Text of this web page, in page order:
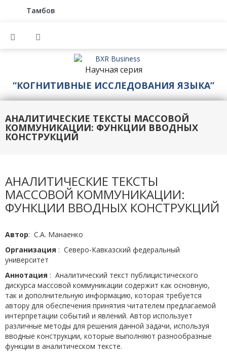
Тамбов
Научная серия
“КОГНИТИВНЫЕ ИССЛЕДОВАНИЯ ЯЗЫКА”
АНАЛИТИЧЕСКИЕ ТЕКСТЫ МАССОВОЙ
КОММУНИКАЦИИ: ФУНКЦИИ ВВОДНЫХ
КОНСТРУКЦИЙ
АНАЛИТИЧЕСКИЕ ТЕКСТЫ
МАССОВОЙ КОММУНИКАЦИИ:
ФУНКЦИИ ВВОДНЫХ КОНСТРУКЦИЙ
Автор: С.А. Манаенко
Организация : Северо-Кавказский федеральный
университет
Аннотация : Аналитический текст публицистического
дискурса массовой коммуникации содержит как основную,
так и дополнительную информацию, которая требуется
автору для обеспечения принятия читателем предлагаемой
интерпретации событий и явлений. Автор использует
различные методы для решения данной задачи, используя
вводные конструкции, которые выполняют разнообразные
функции в аналитическом тексте.